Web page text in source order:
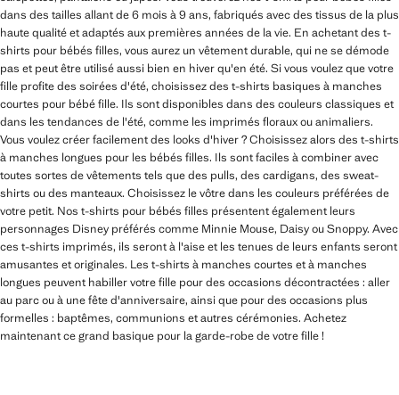
dans des tailles allant de 6 mois à 9 ans, fabriqués avec des tissus de la plus
haute qualité et adaptés aux premières années de la vie. En achetant des t-
shirts pour bébés filles, vous aurez un vêtement durable, qui ne se démode
pas et peut être utilisé aussi bien en hiver qu'en été. Si vous voulez que votre
fille profite des soirées d'été, choisissez des t-shirts basiques à manches
courtes pour bébé fille. Ils sont disponibles dans des couleurs classiques et
dans les tendances de l'été, comme les imprimés floraux ou animaliers.
Vous voulez créer facilement des looks d'hiver ? Choisissez alors des t-shirts
à manches longues pour les bébés filles. Ils sont faciles à combiner avec
toutes sortes de vêtements tels que des pulls, des cardigans, des sweat-
shirts ou des manteaux. Choisissez le vôtre dans les couleurs préférées de
votre petit. Nos t-shirts pour bébés filles présentent également leurs
personnages Disney préférés comme Minnie Mouse, Daisy ou Snoppy. Avec
ces t-shirts imprimés, ils seront à l'aise et les tenues de leurs enfants seront
amusantes et originales. Les t-shirts à manches courtes et à manches
longues peuvent habiller votre fille pour des occasions décontractées : aller
au parc ou à une fête d'anniversaire, ainsi que pour des occasions plus
formelles : baptêmes, communions et autres cérémonies. Achetez
maintenant ce grand basique pour la garde-robe de votre fille !